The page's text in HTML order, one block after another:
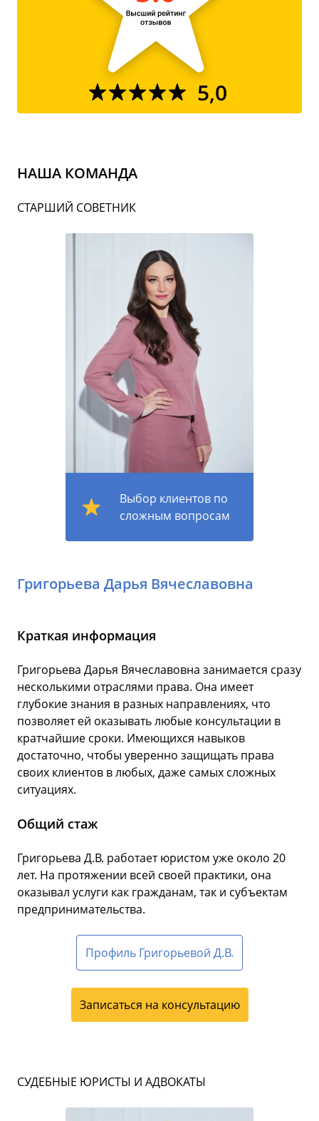
5,0
НАША КОМАНДА
СТАРШИЙ СОВЕТНИК
Выбор клиентов по
сложным вопросам
Григорьева Дарья Вячеславовна
Краткая информация
Григорьева Дарья Вячеславовна занимается сразу
несколькими отраслями права. Она имеет
глубокие знания в разных направлениях, что
позволяет ей оказывать любые консультации в
кратчайшие сроки. Имеющихся навыков
достаточно, чтобы уверенно защищать права
своих клиентов в любых, даже самых сложных
ситуациях.
Общий стаж
Григорьева Д.В. работает юристом уже около 20
лет. На протяжении всей своей практики, она
оказывал услуги как гражданам, так и субъектам
предпринимательства.
Профиль Григорьевой Д.В.
Записаться на консультацию
СУДЕБНЫЕ ЮРИСТЫ И АДВОКАТЫ